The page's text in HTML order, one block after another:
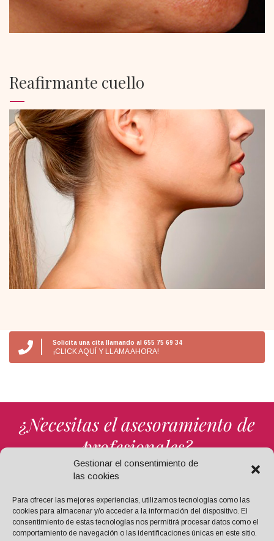
Gestionar el consentimiento de
las cookies
Para ofrecer las mejores experiencias, utilizamos tecnologías como las
cookies para almacenar y/o acceder a la información del dispositivo. El
consentimiento de estas tecnologías nos permitirá procesar datos como el
comportamiento de navegación o las identificaciones únicas en este sitio.
Reafirmante cuello
Solicita una cita llamando al 655 75 69 34
¡CLICK AQUÍ Y LLAMA AHORA!
¿Necesitas el asesoramiento de
profesionales?
¡TE RESPONDEMOS!